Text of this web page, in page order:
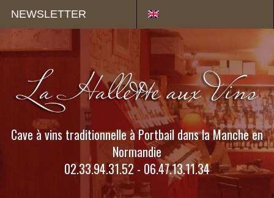
NEWSLETTER
Cave à vins traditionnelle à Portbail dans la Manche en
Normandie
02.33.94.31.52 - 06.47.13.11.34
Panneau de gestion des cookies